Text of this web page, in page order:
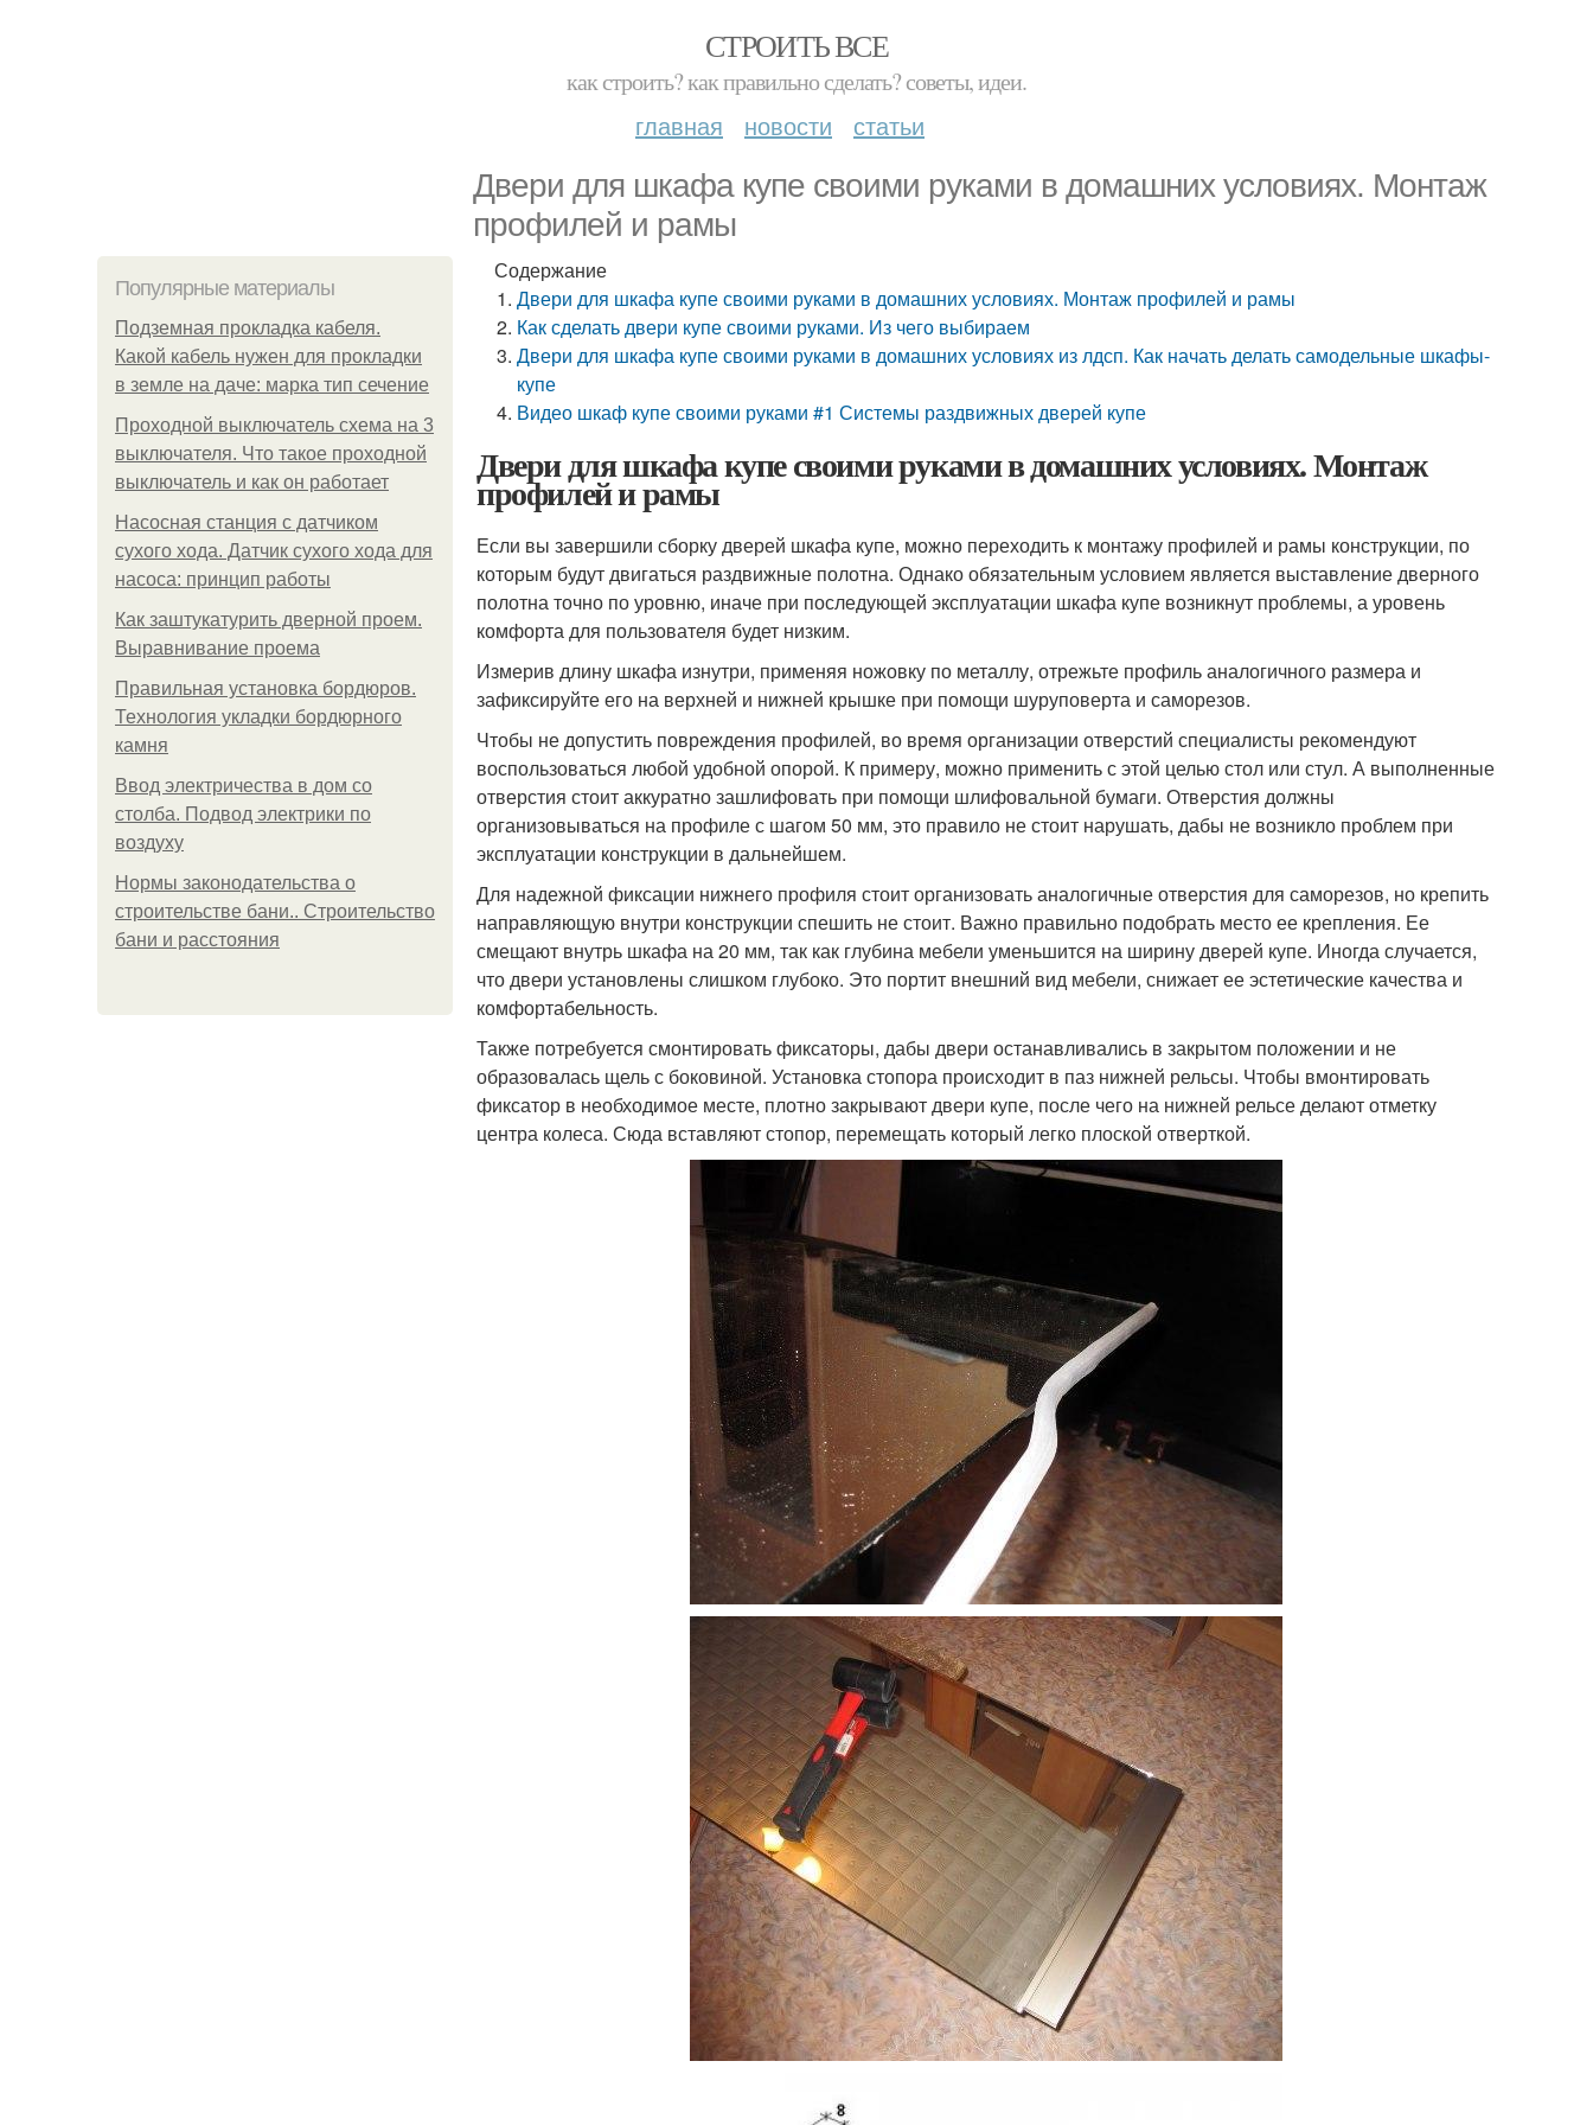
СТРОИТЬ ВСЕ
как строить? как правильно сделать? советы, идеи.
главная новости статьи
Двери для шкафа купе своими руками в домашних условиях. Монтаж
профилей и рамы
Популярные материалы
Подземная прокладка кабеля.
Какой кабель нужен для прокладки
в земле на даче: марка тип сечение
Проходной выключатель схема на 3
выключателя. Что такое проходной
выключатель и как он работает
Насосная станция с датчиком
сухого хода. Датчик сухого хода для
насоса: принцип работы
Как заштукатурить дверной проем.
Выравнивание проема
Правильная установка бордюров.
Технология укладки бордюрного
камня
Ввод электричества в дом со
столба. Подвод электрики по
воздуху
Нормы законодательства о
строительстве бани.. Строительство
бани и расстояния
Содержание
Двери для шкафа купе своими руками в домашних условиях. Монтаж профилей и рамы
Как сделать двери купе своими руками. Из чего выбираем
Двери для шкафа купе своими руками в домашних условиях из лдсп. Как начать делать самодельные шкафы-
купе
Видео шкаф купе своими руками #1 Системы раздвижных дверей купе
Двери для шкафа купе своими руками в домашних условиях. Монтаж
профилей и рамы
Если вы завершили сборку дверей шкафа купе, можно переходить к монтажу профилей и рамы конструкции, по
которым будут двигаться раздвижные полотна. Однако обязательным условием является выставление дверного
полотна точно по уровню, иначе при последующей эксплуатации шкафа купе возникнут проблемы, а уровень
комфорта для пользователя будет низким.
Измерив длину шкафа изнутри, применяя ножовку по металлу, отрежьте профиль аналогичного размера и
зафиксируйте его на верхней и нижней крышке при помощи шуруповерта и саморезов.
Чтобы не допустить повреждения профилей, во время организации отверстий специалисты рекомендуют
воспользоваться любой удобной опорой. К примеру, можно применить с этой целью стол или стул. А выполненные
отверстия стоит аккуратно зашлифовать при помощи шлифовальной бумаги. Отверстия должны
организовываться на профиле с шагом 50 мм, это правило не стоит нарушать, дабы не возникло проблем при
эксплуатации конструкции в дальнейшем.
Для надежной фиксации нижнего профиля стоит организовать аналогичные отверстия для саморезов, но крепить
направляющую внутри конструкции спешить не стоит. Важно правильно подобрать место ее крепления. Ее
смещают внутрь шкафа на 20 мм, так как глубина мебели уменьшится на ширину дверей купе. Иногда случается,
что двери установлены слишком глубоко. Это портит внешний вид мебели, снижает ее эстетические качества и
комфортабельность.
Также потребуется смонтировать фиксаторы, дабы двери останавливались в закрытом положении и не
образовалась щель с боковиной. Установка стопора происходит в паз нижней рельсы. Чтобы вмонтировать
фиксатор в необходимое месте, плотно закрывают двери купе, после чего на нижней рельсе делают отметку
центра колеса. Сюда вставляют стопор, перемещать который легко плоской отверткой.